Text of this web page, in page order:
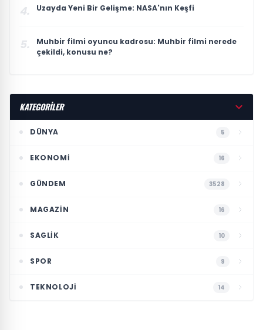
4. Uzayda Yeni Bir Gelişme: NASA'nın Keşfi
5.
Muhbir filmi oyuncu kadrosu: Muhbir filmi nerede
çekildi, konusu ne?
KATEGORİLER
DÜNYA 5
EKONOMI 16
GÜNDEM 3528
MAGAZIN 16
SAGLIK 10
SPOR 9
TEKNOLOJI 14